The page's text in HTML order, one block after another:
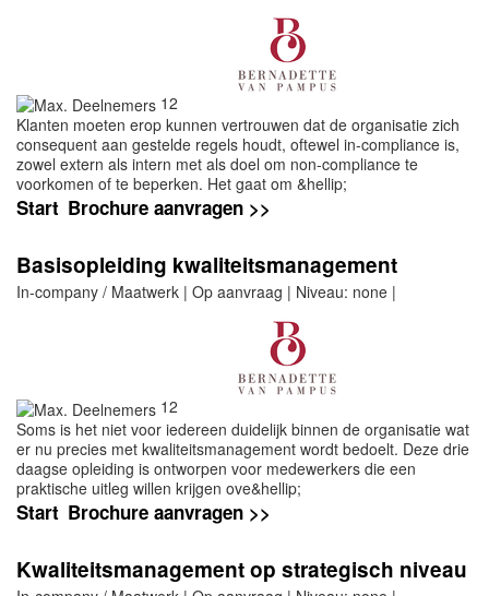
12
Klanten moeten erop kunnen vertrouwen dat de organisatie zich
consequent aan gestelde regels houdt, oftewel in-compliance is,
zowel extern als intern met als doel om non-compliance te
voorkomen of te beperken. Het gaat om &hellip;
Start Brochure aanvragen >>
Basisopleiding kwaliteitsmanagement
In-company / Maatwerk | Op aanvraag | Niveau: none |
12
Soms is het niet voor iedereen duidelijk binnen de organisatie wat
er nu precies met kwaliteitsmanagement wordt bedoelt. Deze drie
daagse opleiding is ontworpen voor medewerkers die een
praktische uitleg willen krijgen ove&hellip;
Start Brochure aanvragen >>
Kwaliteitsmanagement op strategisch niveau